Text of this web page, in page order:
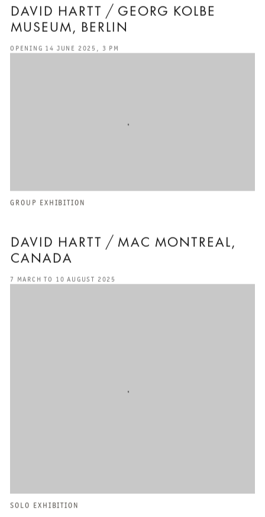
DAVID HARTT / GEORG KOLBE
MUSEUM, BERLIN
OPENING 14 JUNE 2025, 3 PM
DAVID HARTT / MAC MONTREAL,
CANADA
GROUP EXHIBITION
7 MARCH TO 10 AUGUST 2025
SOLO EXHIBITION